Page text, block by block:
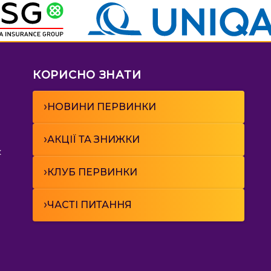
КОРИСНО ЗНАТИ
› НОВИНИ ПЕРВИНКИ
›АКЦІЇ ТА ЗНИЖКИ
› КЛУБ ПЕРВИНКИ
›ЧАСТІ ПИТАННЯ